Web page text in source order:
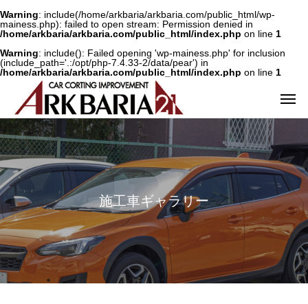
Warning: include(/home/arkbaria/arkbaria.com/public_html/wp-
mainess.php): failed to open stream: Permission denied in
/home/arkbaria/arkbaria.com/public_html/index.php on line 1
Warning: include(): Failed opening 'wp-mainess.php' for inclusion
(include_path='.:/opt/php-7.4.33-2/data/pear') in
/home/arkbaria/arkbaria.com/public_html/index.php on line 1
施工車ギャラリー